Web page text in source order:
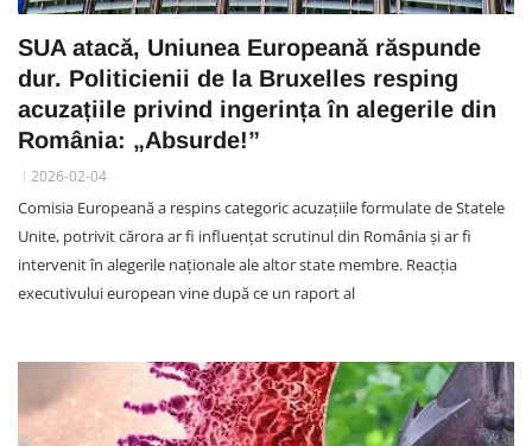
SUA atacă, Uniunea Europeană răspunde
dur. Politicienii de la Bruxelles resping
acuzațiile privind ingerința în alegerile din
România: „Absurde!”
2026-02-04
Comisia Europeană a respins categoric acuzațiile formulate de Statele
Unite, potrivit cărora ar fi influențat scrutinul din România și ar fi
intervenit în alegerile naționale ale altor state membre. Reacția
executivului european vine după ce un raport al